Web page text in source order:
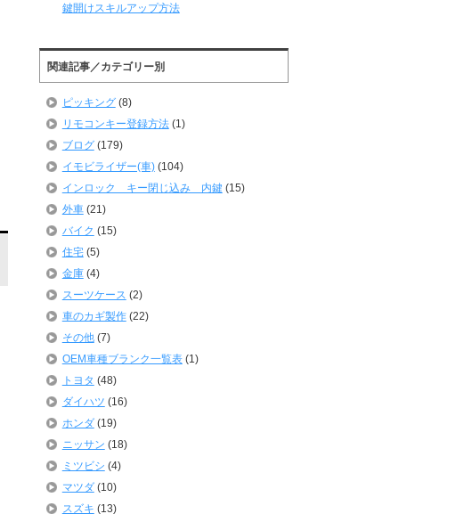
鍵開けスキルアップ方法
関連記事／カテゴリー別
ピッキング(8)
リモコンキー登録方法(1)
ブログ(179)
イモビライザー(車)(104)
インロック キー閉じ込み 内鍵 (15)
外車(21)
バイク (15)
住宅(5)
金庫(4)
スーツケース (2)
車のカギ製作(22)
その他(7)
OEM車種ブランク一覧表(1)
トヨタ (48)
ダイハツ (16)
ホンダ(19)
ニッサン (18)
ミツビシ (4)
マツダ(10)
スズキ (13)